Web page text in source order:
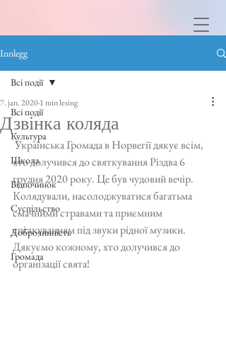
Innlegg
Всі події
Культура
Школа
Відпочинок
Суспільство
Доброчинність
Громада
Всі події
Дзвінка коляда
7. jan. 20201 min lesing
хто долучився до святкування Різдва 6
грудня 2020 року. Це був чудовий вечір.
Колядували, насолоджуватися багатьма
смачними стравами та приємним
спілкуванням під звуки рідної музики.
Дякуємо кожному, хто долучився до
організації свята!